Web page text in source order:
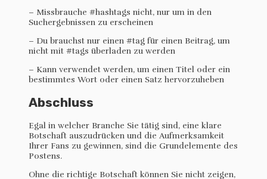
– Missbrauche #hashtags nicht, nur um in den
Suchergebnissen zu erscheinen
– Du brauchst nur einen #tag für einen Beitrag, um
nicht mit #tags überladen zu werden
– Kann verwendet werden, um einen Titel oder ein
bestimmtes Wort oder einen Satz hervorzuheben
Abschluss
Egal in welcher Branche Sie tätig sind, eine klare
Botschaft auszudrücken und die Aufmerksamkeit
Ihrer Fans zu gewinnen, sind die Grundelemente des
Postens.
Ohne die richtige Botschaft können Sie nicht zeigen,